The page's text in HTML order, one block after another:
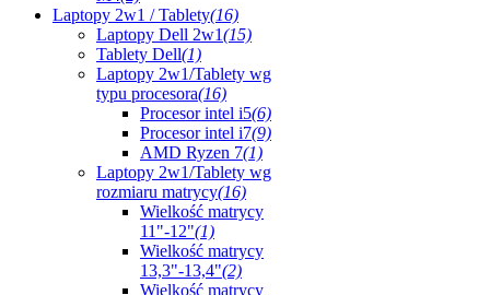
Laptopy 2w1 / Tablety(16)
Laptopy Dell 2w1(15)
Tablety Dell(1)
Laptopy 2w1/Tablety wg
typu procesora(16)
Procesor intel i5(6)
Procesor intel i7(9)
AMD Ryzen 7(1)
Laptopy 2w1/Tablety wg
rozmiaru matrycy(16)
Wielkość matrycy
11"-12"(1)
Wielkość matrycy
13,3"-13,4"(2)
Wielkość matrycy